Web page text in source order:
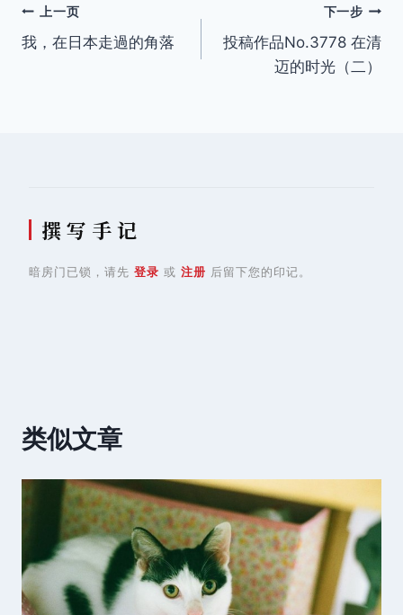
文
章
上一页
我，在日本走過的角落
下一步
投稿作品No.3778 在清
迈的时光（二）
撰 写 手 记
暗房门已锁，请先 登录 或 注册 后留下您的印记。
类似文章